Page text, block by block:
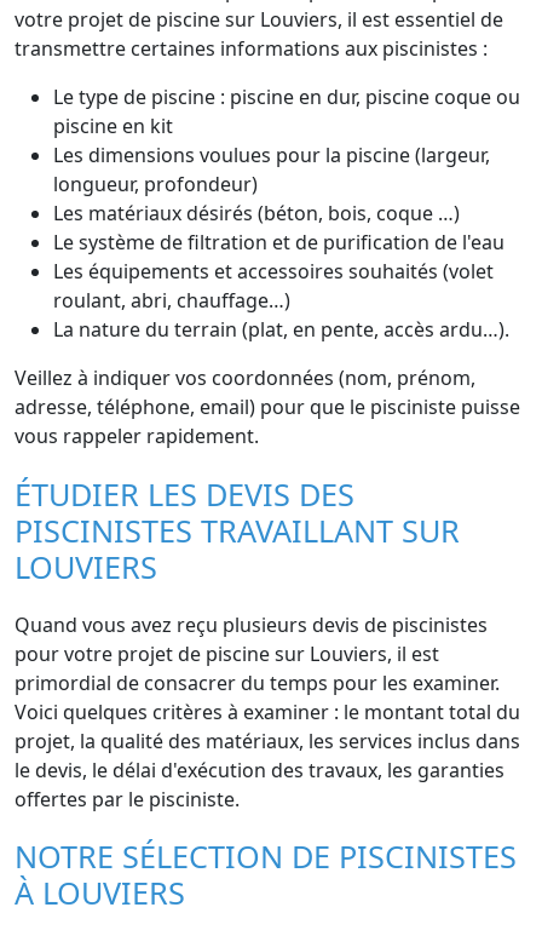
votre projet de piscine sur Louviers, il est essentiel de
transmettre certaines informations aux piscinistes :
Le type de piscine : piscine en dur, piscine coque ou
piscine en kit
Les dimensions voulues pour la piscine (largeur,
longueur, profondeur)
Les matériaux désirés (béton, bois, coque …)
Le système de filtration et de purification de l'eau
Les équipements et accessoires souhaités (volet
roulant, abri, chauffage…)
La nature du terrain (plat, en pente, accès ardu…).
Veillez à indiquer vos coordonnées (nom, prénom,
adresse, téléphone, email) pour que le pisciniste puisse
vous rappeler rapidement.
ÉTUDIER LES DEVIS DES
PISCINISTES TRAVAILLANT SUR
LOUVIERS
Quand vous avez reçu plusieurs devis de piscinistes
pour votre projet de piscine sur Louviers, il est
primordial de consacrer du temps pour les examiner.
Voici quelques critères à examiner : le montant total du
projet, la qualité des matériaux, les services inclus dans
le devis, le délai d'exécution des travaux, les garanties
offertes par le pisciniste.
NOTRE SÉLECTION DE PISCINISTES
À LOUVIERS